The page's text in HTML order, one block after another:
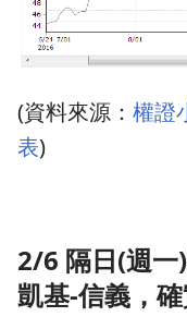
(資料來源： 權證
表)
2/6 隔日(週一
凱基-信義，